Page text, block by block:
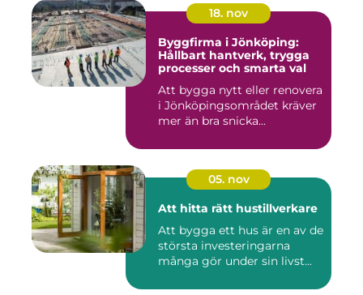
18. nov
Byggfirma i Jönköping:
Hållbart hantverk, trygga
processer och smarta val
Att bygga nytt eller renovera
i Jönköpingsområdet kräver
mer än bra snicka...
05. nov
Att hitta rätt hustillverkare
Att bygga ett hus är en av de
största investeringarna
många gör under sin livst...